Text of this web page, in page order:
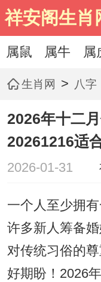
祥安阁生肖
属鼠 属牛 属
生肖网 > 八字
2026年十二
20261216适
2026-01-31
一个人至少拥
许多新人筹备
对传统习俗的
好期盼！2026